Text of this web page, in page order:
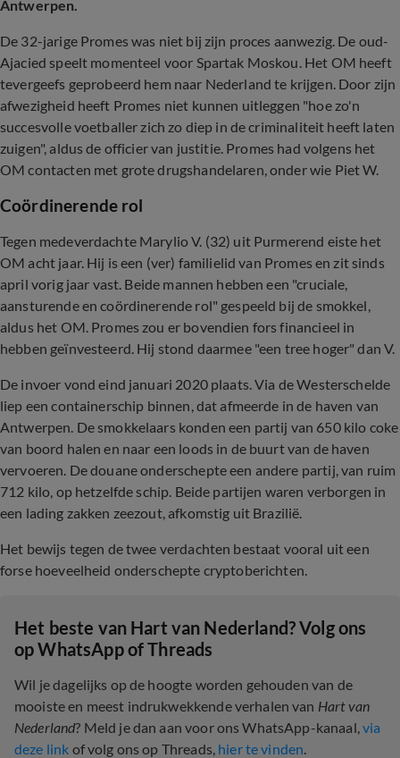
Antwerpen.
De 32-jarige Promes was niet bij zijn proces aanwezig. De oud-
Ajacied speelt momenteel voor Spartak Moskou. Het OM heeft
tevergeefs geprobeerd hem naar Nederland te krijgen. Door zijn
afwezigheid heeft Promes niet kunnen uitleggen "hoe zo'n
succesvolle voetballer zich zo diep in de criminaliteit heeft laten
zuigen", aldus de officier van justitie. Promes had volgens het
OM contacten met grote drugshandelaren, onder wie Piet W.
Coördinerende rol
Tegen medeverdachte Marylio V. (32) uit Purmerend eiste het
OM acht jaar. Hij is een (ver) familielid van Promes en zit sinds
april vorig jaar vast. Beide mannen hebben een "cruciale,
aansturende en coördinerende rol" gespeeld bij de smokkel,
aldus het OM. Promes zou er bovendien fors financieel in
hebben geïnvesteerd. Hij stond daarmee "een tree hoger" dan V.
De invoer vond eind januari 2020 plaats. Via de Westerschelde
liep een containerschip binnen, dat afmeerde in de haven van
Antwerpen. De smokkelaars konden een partij van 650 kilo coke
van boord halen en naar een loods in de buurt van de haven
vervoeren. De douane onderschepte een andere partij, van ruim
712 kilo, op hetzelfde schip. Beide partijen waren verborgen in
een lading zakken zeezout, afkomstig uit Brazilië.
Het bewijs tegen de twee verdachten bestaat vooral uit een
forse hoeveelheid onderschepte cryptoberichten.
Het beste van Hart van Nederland? Volg ons
op WhatsApp of Threads
Wil je dagelijks op de hoogte worden gehouden van de
mooiste en meest indrukwekkende verhalen van Hart van
Nederland? Meld je dan aan voor ons WhatsApp-kanaal,via
deze link of volg ons op Threads, hier te vinden.